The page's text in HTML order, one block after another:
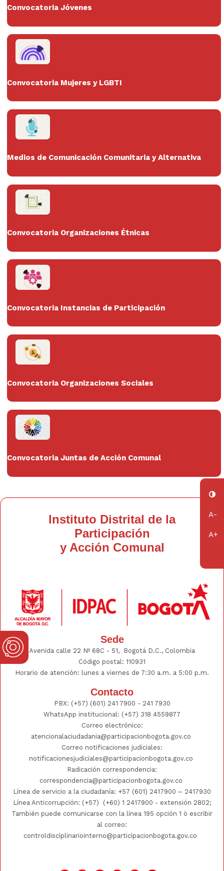
Convocatoria Jóvenes
Convocatoria Mujeres y LGBTI
Medios de Comunicación Comunitaria y Alternativa
Convocatoria Organizaciones Étnicas
Convocatoria Instancias de Participación
Convocatoria Organizaciones Sociales
Convocatoria Juntas de Acción Comunal
Instituto Distrital de la
Participación
y Acción Comunal
Sede
Avenida calle 22 Nº 68C - 51, Bogotá D.C., Colombia
Código postal: 110931
Horario de atención: lunes a viernes de 7:30 a.m. a 5:00 p.m.
Contacto
PBX: (+57) (601) 241 7900 - 241 7930
WhatsApp institucional: (+57) 318 4559877
Correo electrónico:
atencionalaciudadania@participacionbogota.gov.co
Correo notificaciones judiciales:
notificacionesjudiciales@participacionbogota.gov.co
Radicación correspondencia:
correspondencia@participacionbogota.gov.co
Línea de servicio a la ciudadanía: +57 (601) 2417900 – 2417930
Línea Anticorrupción: (+57)
(+60) 1 2417900 - extensión 2802;
También puede comunicarse con la línea 195 opción 1 ò escribir
al correo:
controldisciplinariointerno@participacionbogota.gov.co